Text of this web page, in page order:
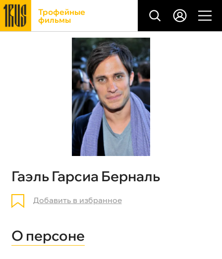
Трофейные
фильмы
Гаэль Гарсиа Берналь
Добавить в избранное
О персоне